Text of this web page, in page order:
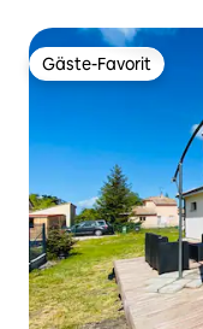
Gäste-Favorit
Gäste-Favorit